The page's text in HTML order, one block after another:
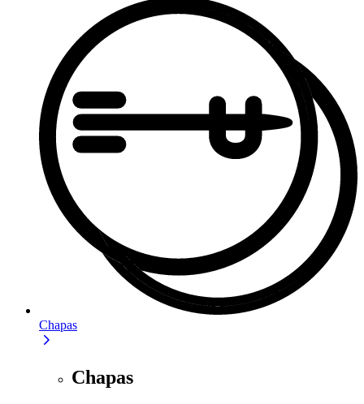
Chapas
Chapas